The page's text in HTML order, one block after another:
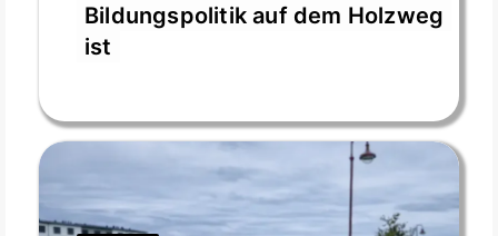
Bildungspolitik auf dem Holzweg
ist